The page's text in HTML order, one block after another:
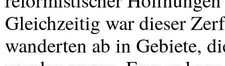
Gleichzeitig war dieser
wanderten ab in Gebiete,